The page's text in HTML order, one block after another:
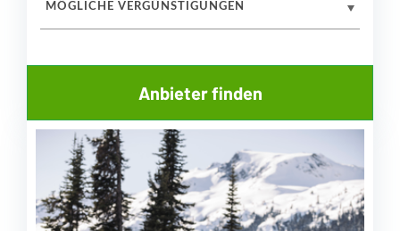
MÖGLICHE VERGÜNSTIGUNGEN